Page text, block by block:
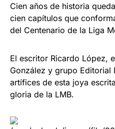
Cien años de historia
cien capítulos que
del Centenario de la Liga
El escritor Ricardo López,
González y grupo Editorial
artífices de esta joya
gloria de la LMB.